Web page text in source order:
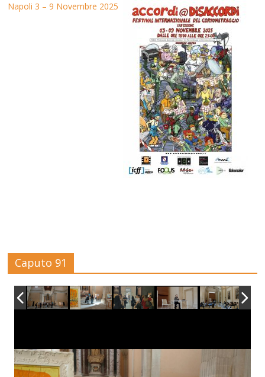
Napoli 3 – 9 Novembre 2025
Caputo 91